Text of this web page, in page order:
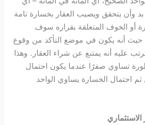
وأن يتحقق ويصيب العقار بخسارة تامة
أو الخوف المتعلقة بقراره سوف
حيث أنه يكون في موضع التأكد من وقوع
عليه أنه يمتنع عن شراء العقار. وهذا
تساوي صفرًا عندما يكون احتمال
احتمال الخسارة يساوي الواحد